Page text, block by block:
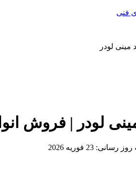
فنی
روز رسانی: 23 فوریه 2026